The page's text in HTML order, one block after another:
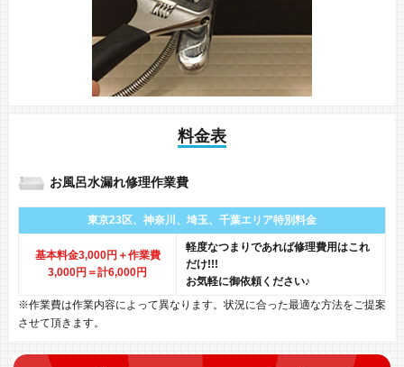
料金表
お風呂水漏れ修理作業費
東京23区、神奈川、 埼玉、千葉エリア特別料金
基本料金3,000円＋作業費
3,000円 ＝計6,000円
軽度なつまりであれば修理費用はこれ
だけ!!!
お気軽に御依頼ください♪
※作業費は作業内容によって異なります。状況に合った最適な方法をご提案
させて頂きます。